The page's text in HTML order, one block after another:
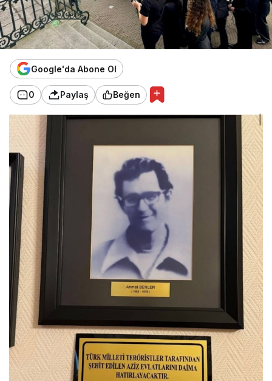
Google'da Abone Ol
0 Paylaş Beğen